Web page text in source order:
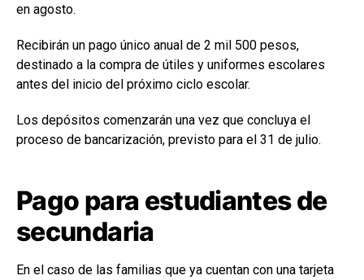
en agosto.
Recibirán un pago único anual de 2 mil 500 pesos,
destinado a la compra de útiles y uniformes escolares
antes del inicio del próximo ciclo escolar.
Los depósitos comenzarán una vez que concluya el
proceso de bancarización, previsto para el 31 de julio.
Pago para estudiantes de
secundaria
En el caso de las familias que ya cuentan con una tarjeta